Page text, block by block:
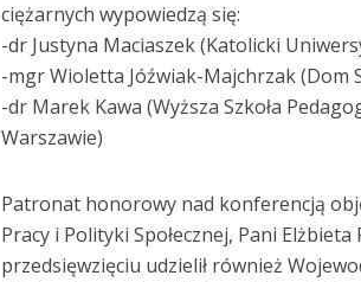
ciężarnych wypowiedzą się:
-dr Justyna Maciaszek (Katolicki
-mgr Wioletta Jóźwiak-Majchrzak (Dom
-dr Marek Kawa (Wyższa Szkoła
Warszawie)
Patronat honorowy nad konferencją
Pracy i Polityki Społecznej, Pani
przedsięwzięciu udzielił również